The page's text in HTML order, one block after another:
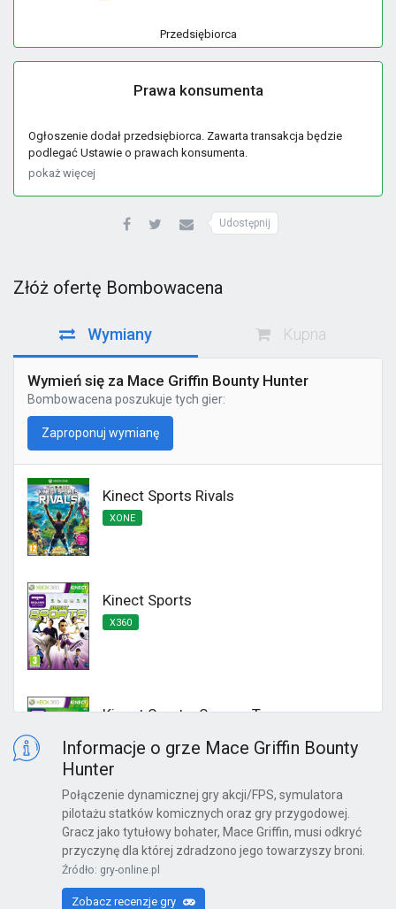
Przedsiębiorca
Prawa konsumenta
Ogłoszenie dodał przedsiębiorca. Zawarta transakcja będzie
podlegać Ustawie o prawach konsumenta.
pokaż więcej
Udostępnij
Złóż ofertę Bombowacena
Wymiany Kupna
Wymień się za Mace Griffin Bounty Hunter
Bombowacena poszukuje tych gier:
Zaproponuj wymianę
Kinect Sports Rivals
XONE
Kinect Sports
X360
Kinect Sports: Season Two
Kinect Sports Najlepsza Kolekcja
X360
Informacje o grze Mace Griffin Bounty
Hunter
Połączenie dynamicznej gry akcji/FPS, symulatora
pilotażu statków komicznych oraz gry przygodowej.
Gracz jako tytułowy bohater, Mace Griffin, musi odkryć
przyczynę dla której zdradzono jego towarzyszy broni.
Źródło: gry-online.pl
Zobacz recenzje gry